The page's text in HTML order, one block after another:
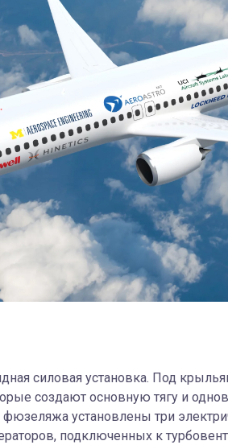
силовая установка. Под
создают основную тягу и
установлены три
подключенных к